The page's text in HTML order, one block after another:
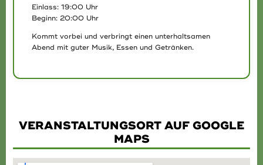
Einlass: 19:00 Uhr
Beginn: 20:00 Uhr
Kommt vorbei und verbringt einen unterhaltsamen
Abend mit guter Musik, Essen und Getränken.
VERANSTALTUNGSORT AUF GOOGLE
MAPS